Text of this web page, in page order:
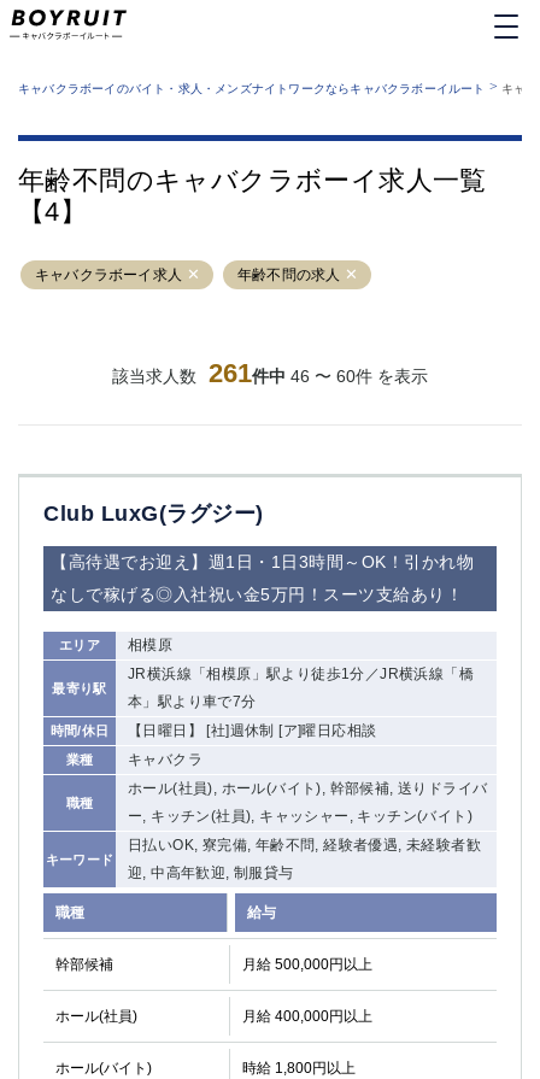
業種から探す
運営者情報
サイトマップ
キャバクラボーイのバイト・求人・メンズナイトワークならキャバクラボーイルート > キャ
年齢不問のキャバクラボーイ求人一覧
【4】
キャバクラボーイ求人 年齢不問の求人
該当求人数 261件中 46 〜 60件 を表示
Club LuxG(ラグジー)
【高待遇でお迎え】週1日・1日3時間～OK！引かれ物
なしで稼げる◎入社祝い金5万円！スーツ支給あり！
エリア 相模原
最寄り駅
JR横浜線「相模原」駅より徒歩1分／JR横浜線「橋
本」駅より車で7分
時間/休日 【日曜日】 [社]週休制 [ア]曜日応相談
業種 キャバクラ
職種
ホール(社員), ホール(バイト), 幹部候補, 送りドライバ
ー, キッチン(社員), キャッシャー, キッチン(バイト)
キーワード
日払いOK, 寮完備, 年齢不問, 経験者優遇, 未経験者歓
迎, 中高年歓迎, 制服貸与
職種 給与
幹部候補 月給 500,000円以上
ホール(社員) 月給 400,000円以上
ホール(バイト) 時給 1,800円以上
六本木
池袋
渋谷
大和
立川
①六本木 ②西麻布
大山
赤坂
高円寺
蒲田東口
多摩センター
立川（南口）
西葛西
中野
葛西
府中
中目黒
ひばりヶ丘（北口）
吉祥寺（南口／公園口） 小作・羽村・福生エリア
自由が丘
吉祥寺（北口／東口）
錦糸町南口
下北沢・経堂
金町（北口）
成増駅徒歩3分の好立地！①JR埼京線「赤羽駅」から徒歩2分 ②東
三軒茶屋（南口）
①歌舞伎町 ②新宿 ③新宿三丁目 ④西
①歌舞伎町 ②新宿 ③西部新宿 ③東新宿
①歌舞伎町 ②新宿
蒲田(西口)
清瀬（南口）
①東武練馬 ②成増・板橋 ③大山 ②池袋
池袋東口